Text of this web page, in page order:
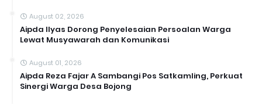
August 02, 2026
Aipda Ilyas Dorong Penyelesaian Persoalan Warga
Lewat Musyawarah dan Komunikasi
August 01, 2026
Aipda Reza Fajar A Sambangi Pos Satkamling, Perkuat
Sinergi Warga Desa Bojong